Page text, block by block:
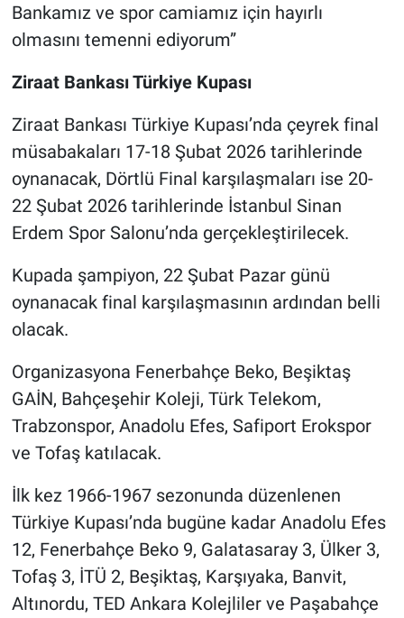
Bankamız ve spor camiamız için hayırlı
olmasını temenni ediyorum”
Ziraat Bankası Türkiye Kupası
Ziraat Bankası Türkiye Kupası’nda çeyrek final
müsabakaları 17-18 Şubat 2026 tarihlerinde
oynanacak, Dörtlü Final karşılaşmaları ise 20-
22 Şubat 2026 tarihlerinde İstanbul Sinan
Erdem Spor Salonu’nda gerçekleştirilecek.
Kupada şampiyon, 22 Şubat Pazar günü
oynanacak final karşılaşmasının ardından belli
olacak.
Organizasyona Fenerbahçe Beko, Beşiktaş
GAİN, Bahçeşehir Koleji, Türk Telekom,
Trabzonspor, Anadolu Efes, Safiport Erokspor
ve Tofaş katılacak.
İlk kez 1966-1967 sezonunda düzenlenen
Türkiye Kupası’nda bugüne kadar Anadolu Efes
12, Fenerbahçe Beko 9, Galatasaray 3, Ülker 3,
Tofaş 3, İTÜ 2, Beşiktaş, Karşıyaka, Banvit,
Altınordu, TED Ankara Kolejliler ve Paşabahçe